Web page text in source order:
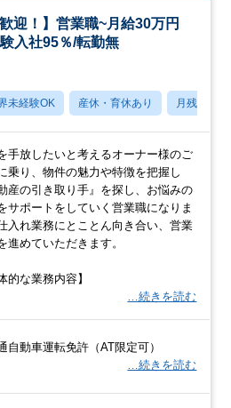
迎！】営業職~月給30万円
入社95％/転勤無
未経験OK 産休・育休あり 月残業20
手放したいと考えるオーナー様のご
乗り、物件の魅力や特徴を把握し
動産の引き取り手』を探し、お悩みの
サポートをしていく営業職になりま
入れ業務にとことん向き合い、営業
進めていただきます。
的な業務内容】
…続きを読む
自動車運転免許（AT限定可）
…続きを読む